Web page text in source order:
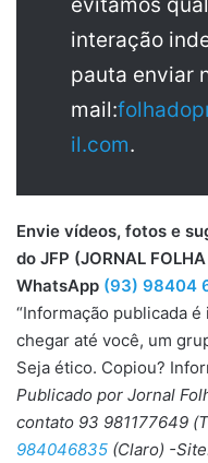
interação
pauta enviar
mail:
il.com.
Envie vídeos, fotos e
do JFP (JORNAL
WhatsApp (93) 98404
“Informação publicada
chegar até você, um
Seja ético. Copiou?
Publicado por Jornal
contato 93 981177649
984046835 (Claro) -